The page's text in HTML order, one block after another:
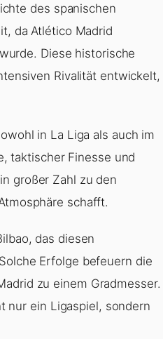
des spanischen
da Atlético Madrid
Diese historische
Rivalität entwickelt,
in La Liga als auch im
taktischer Finesse und
großer Zahl zu den
schafft.
das diesen
Erfolge befeuern die
zu einem Gradmesser.
nur ein Ligaspiel, sondern